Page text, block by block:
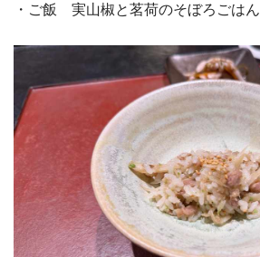
・ご飯 実山椒と茗荷のそぼろごはん